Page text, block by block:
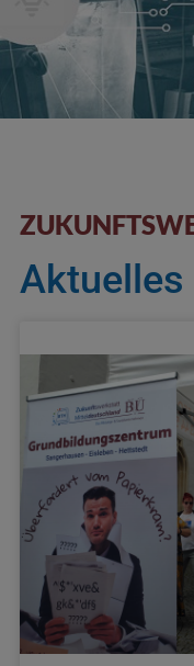
Aktuelles